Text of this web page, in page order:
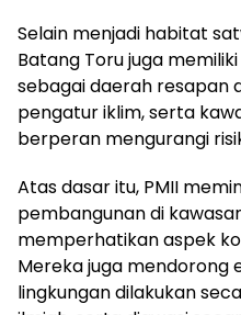
Selain menjadi habitat
Batang Toru juga
sebagai daerah resapan
pengatur iklim, serta
berperan mengurangi
Atas dasar itu, PMII
pembangunan di
memperhatikan aspek
Mereka juga mendorong
lingkungan dilakukan